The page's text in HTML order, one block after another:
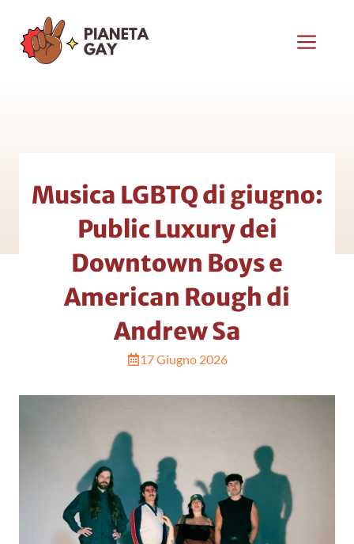
contenuto
Musica LGBTQ di giugno:
Public Luxury dei
Downtown Boys e
American Rough di
Andrew Sa
17 Giugno 2026